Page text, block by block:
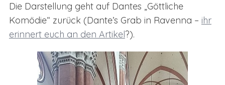
Die Darstellung geht auf Dantes „Göttliche
Komödie“ zurück (Dante’s Grab in Ravenna – ihr
erinnert euch an den Artikel?).